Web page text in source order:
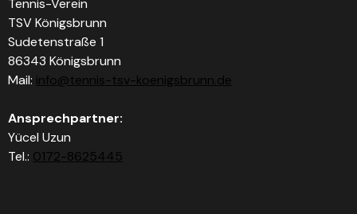
Tennis-Verein
TSV Königsbrunn
Sudetenstraße 1
86343 Königsbrunn
Mail: info@tennis-tsv-koenigsbrunn.de
Ansprechpartner:
Yücel Uzun
Tel.: 0172-8625445